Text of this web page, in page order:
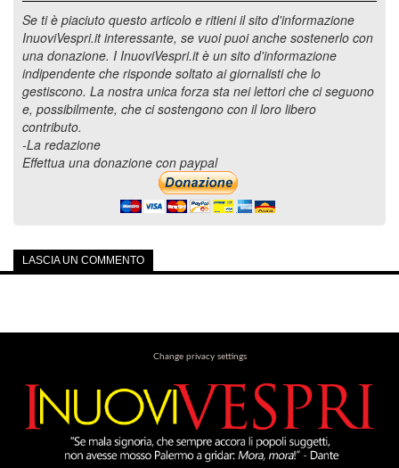
Se ti è piaciuto questo articolo e ritieni il sito d'informazione
InuoviVespri.it interessante, se vuoi puoi anche sostenerlo con
una donazione. I InuoviVespri.it è un sito d'informazione
indipendente che risponde soltato ai giornalisti che lo
gestiscono. La nostra unica forza sta nei lettori che ci seguono
e, possibilmente, che ci sostengono con il loro libero
contributo.
-La redazione
Effettua una donazione con paypal
LASCIA UN COMMENTO
Change privacy settings